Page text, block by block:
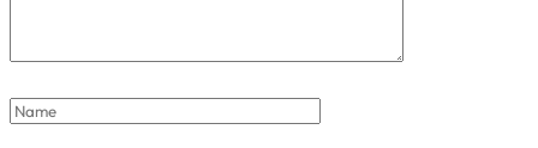
Name*